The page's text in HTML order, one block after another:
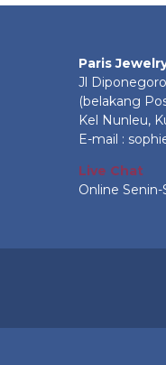
Paris
Jl
(belakang
Kel Nunleu,
E-mail :
Live Chat
Online